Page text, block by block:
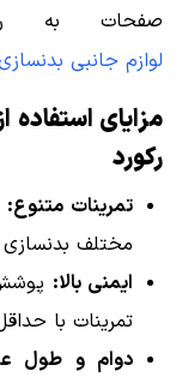
صفحات به
لوازم جانبی
مزایای
رکورد
تمرینات متنوع:
مختلف بدنسازی
ایمنی بالا:
تمرینات با
دوام و طول